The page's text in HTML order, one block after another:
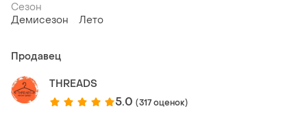
Сезон
Демисезон
Лето
Продавец
THREADS
5.0 (317 оценок)